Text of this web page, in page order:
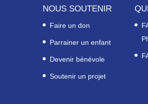
NOUS SOUTENIR
Faire un don
Parrainer un enfant
Devenir bénévole
Soutenir un projet